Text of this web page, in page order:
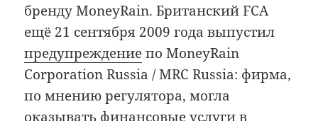
бренду MoneyRain. Британский FCA
ещё 21 сентября 2009 года выпустил
предупреждениепо MoneyRain
Corporation Russia / MRC Russia: фирма,
по мнению регулятора, могла
оказывать финансовые услуги в